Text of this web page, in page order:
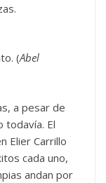
(Abel
a pesar de
todavía. El
Elier Carrillo
cada uno,
andan por